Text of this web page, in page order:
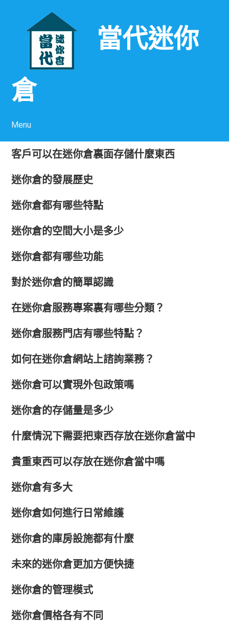
當代迷你
倉
Menu
客戶可以在迷你倉裏面存儲什麼東西
迷你倉的發展歷史
迷你倉都有哪些特點
迷你倉的空間大小是多少
迷你倉都有哪些功能
對於迷你倉的簡單認識
在迷你倉服務專案裏有哪些分類？
迷你倉服務門店有哪些特點？
如何在迷你倉網站上諮詢業務？
迷你倉可以實現外包政策嗎
迷你倉的存儲量是多少
什麼情況下需要把東西存放在迷你倉當中
貴重東西可以存放在迷你倉當中嗎
迷你倉有多大
迷你倉如何進行日常維護
迷你倉的庫房設施都有什麼
未來的迷你倉更加方便快捷
迷你倉的管理模式
迷你倉價格各有不同